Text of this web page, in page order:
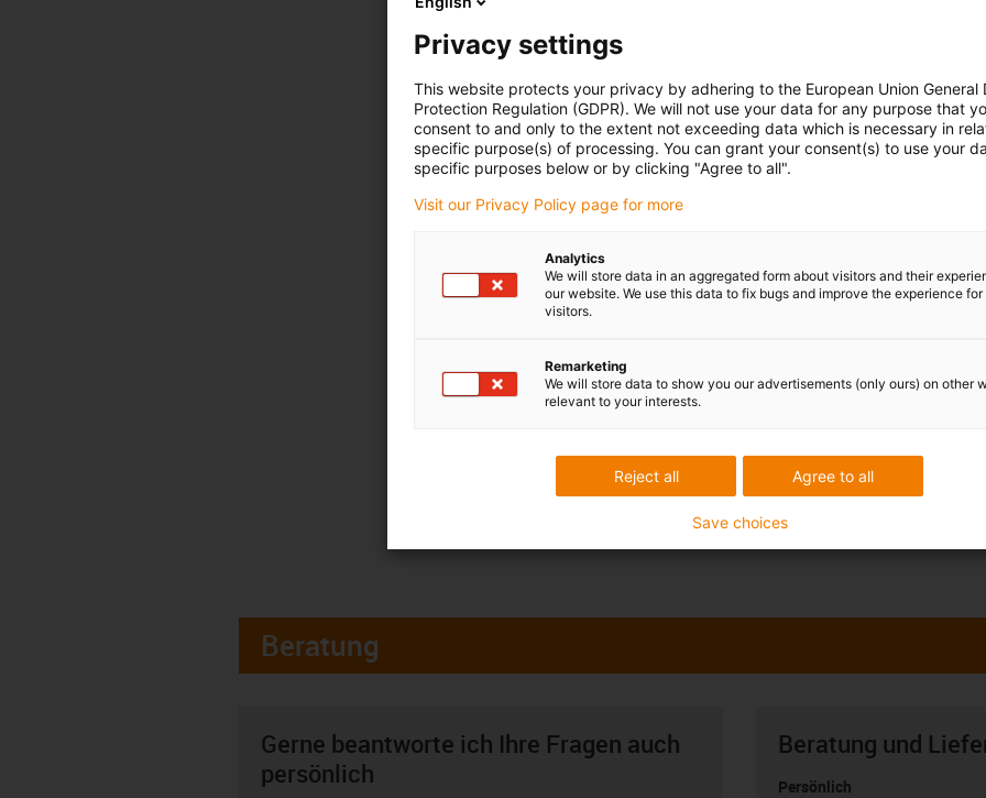
Beratung
Gerne beantworte ich Ihre Fragen auch
persönlich
Beratung und
Persönlich
Privacy settings
This website protects your privacy by adhering to the European Union General
Protection Regulation (GDPR). We will not use your data for any purpose that
consent to and only to the extent not exceeding data which is necessary in
specific purpose(s) of processing. You can grant your consent(s) to use your
specific purposes below or by clicking "Agree to all".
Visit our Privacy Policy page for more
Analytics
We will store data in an aggregated form about visitors and their
our website. We use this data to fix bugs and improve the experience for
visitors.
Remarketing
We will store data to show you our advertisements (only ours) on other
relevant to your interests.
Agree to all
Reject all
Save choices